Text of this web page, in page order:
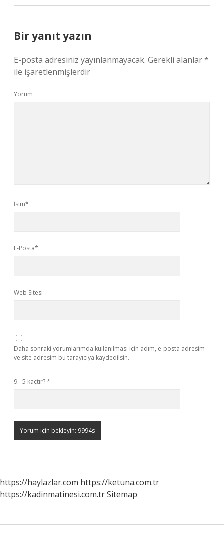
Bir yanıt yazın
E-posta adresiniz yayınlanmayacak. Gerekli alanlar*
ile işaretlenmişlerdir
Yorum
İsim*
E-Posta*
Web Sitesi
Daha sonraki yorumlarımda kullanılması için adım, e-posta adresim
ve site adresim bu tarayıcıya kaydedilsin.
9 - 5 kaçtır?*
https://haylazlar.com https://ketuna.com.tr
https://kadinmatinesi.com.trSitemap